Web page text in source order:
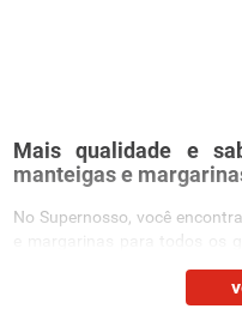
Mais qualidade e
manteigas e
No Supernosso, você
e margarinas para todos os
opções que oferecemos